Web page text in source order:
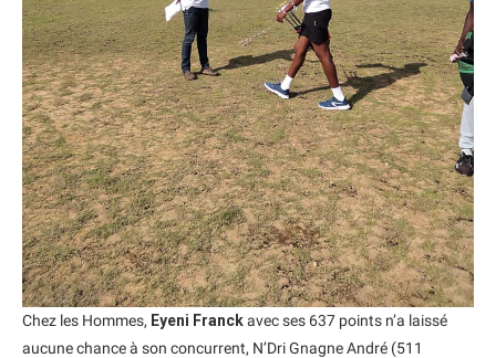
Chez les Hommes, Eyeni Franckavec ses 637 points n’a laissé
aucune chance à son concurrent, N’Dri Gnagne André (511